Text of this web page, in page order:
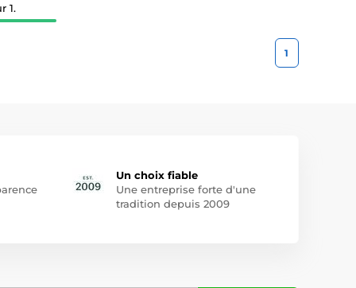
1.
1
Un choix fiable
Une entreprise forte d'une
tradition depuis 2009